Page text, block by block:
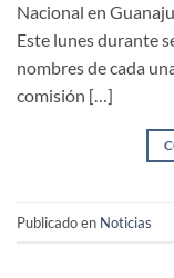
Nacional en
Este lunes durante
nombres de cada
comisión […]
Publicado en Noticias